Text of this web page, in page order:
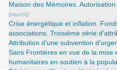
Maison des Mémoires. Autorisation
(elusVX)
Crise énergétique et inflation.
associations. Troisième série
Attribution d’une subvention
Sans Frontières en vue de la mise
humanitaires en soutien à la